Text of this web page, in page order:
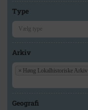
Type
Arkiv
× Høng Lokalhistoriske Arkiv
Geografi